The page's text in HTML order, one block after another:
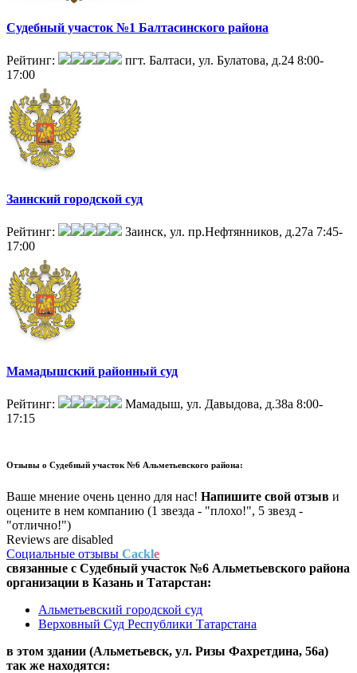
Судебный участок №1 Балтасинского района
Рейтинг: пгт. Балтаси, ул. Булатова, д.24 8:00-
17:00
Заинский городской суд
Рейтинг: Заинск, ул. пр.Нефтянников, д.27а 7:45-
17:00
Мамадышский районный суд
Рейтинг: Мамадыш, ул. Давыдова, д.38а 8:00-
17:15
Отзывы о Судебный участок №6 Альметьевского района:
Ваше мнение очень ценно для нас! Напишите свой отзыв и
оцените в нем компанию (1 звезда - "плохо!", 5 звезд -
"отлично!")
Reviews are disabled
Социальные отзывы Cackle
связанные с Судебный участок №6 Альметьевского района
организации в Казань и Татарстан:
Альметьевский городской суд
Верховный Суд Республики Татарстана
в этом здании (Альметьевск, ул. Ризы Фахретдина, 56а)
так же находятся: